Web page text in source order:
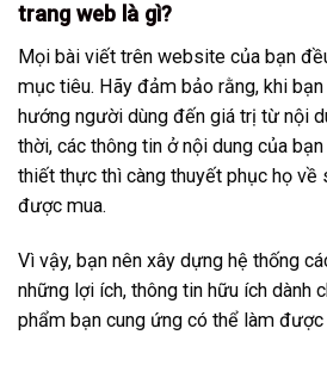
trang web là gì?
Mọi bài viết trên website của bạn
mục tiêu. Hãy đảm bảo rằng, khi
hướng người dùng đến giá trị từ nội
thời, các thông tin ở nội dung của
thiết thực thì càng thuyết phục họ về
được mua.
Vì vậy, bạn nên xây dựng hệ thống
những lợi ích, thông tin hữu ích dành
phẩm bạn cung ứng có thể làm